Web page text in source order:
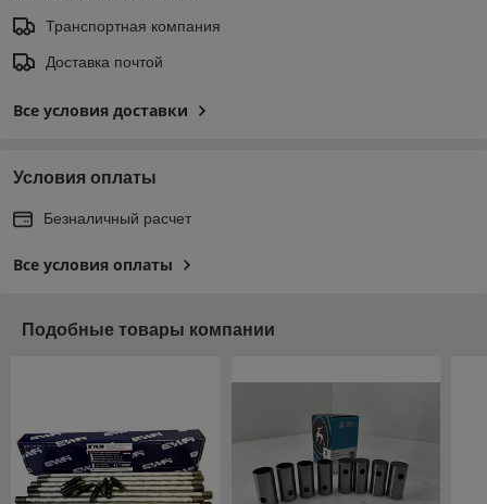
Транспортная компания
Доставка почтой
Все условия доставки
Условия оплаты
Безналичный расчет
Все условия оплаты
Подобные товары компании